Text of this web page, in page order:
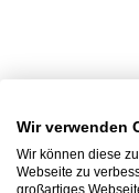
Wir verwenden
Wir können diese
Webseite zu
großartiges